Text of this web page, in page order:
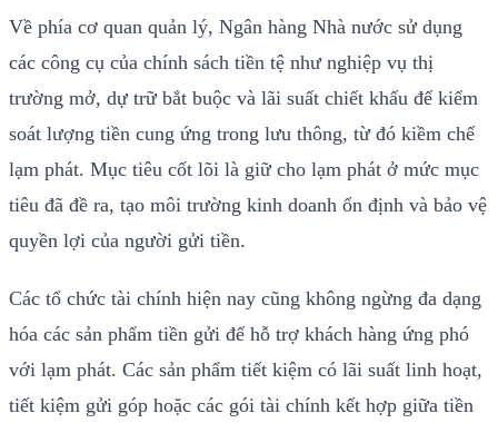
Về phía cơ quan quản lý, Ngân hàng Nhà nước sử dụng
các công cụ của chính sách tiền tệ như nghiệp vụ thị
trường mở, dự trữ bắt buộc và lãi suất chiết khấu để kiểm
soát lượng tiền cung ứng trong lưu thông, từ đó kiềm chế
lạm phát. Mục tiêu cốt lõi là giữ cho lạm phát ở mức mục
tiêu đã đề ra, tạo môi trường kinh doanh ổn định và bảo vệ
quyền lợi của người gửi tiền.
Các tổ chức tài chính hiện nay cũng không ngừng đa dạng
hóa các sản phẩm tiền gửi để hỗ trợ khách hàng ứng phó
với lạm phát. Các sản phẩm tiết kiệm có lãi suất linh hoạt,
tiết kiệm gửi góp hoặc các gói tài chính kết hợp giữa tiền